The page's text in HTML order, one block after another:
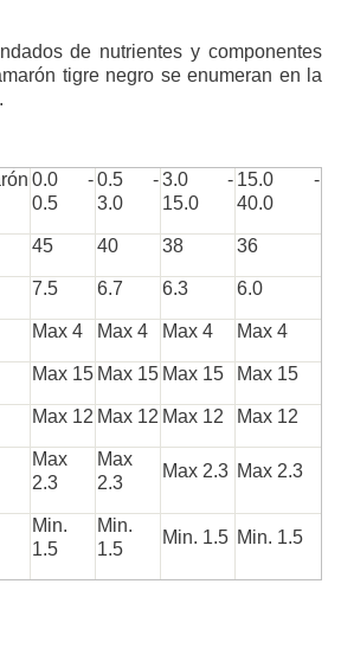
de nutrientes y componentes
tigre negro se enumeran en la
0.0 -
0.5
0.5 -
3.0
3.0 -
15.0
15.0 -
40.0
45 40 38 36
7.5 6.7 6.3 6.0
Max 4 Max 4 Max 4 Max 4
Max 15 Max 15 Max 15 Max 15
Max 12 Max 12 Max 12 Max 12
Max
2.3
Max
2.3
Max 2.3 Max 2.3
Min.
1.5
Min.
1.5
Min. 1.5 Min. 1.5